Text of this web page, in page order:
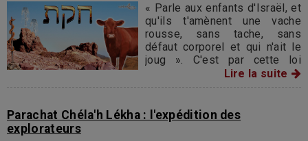
« Parle aux enfants d'Israël, et
qu'ils t'amènent une vache
rousse, sans tache, sans
défaut corporel et qui n'ait le
joug ». C'est par cette loi
fameuse instituée dans
l'ensemble des prescriptions
impuretés que débute notre
Sidra.
Lire la suite
Parachat Chéla'h Lékha : l'expédition des
explorateurs